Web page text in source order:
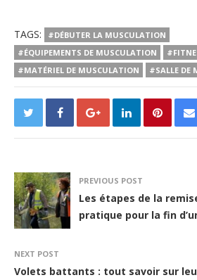
TAGS:
#DÉBUTER LA MUSCULATION
#ÉQUIPEMENTS DE MUSCULATION
#MATÉRIEL DE MUSCULATION
#SALLE DE
PREVIOUS POST
Les étapes de la
pratique pour la fin
NEXT POST
Volets battants : tout savoir sur